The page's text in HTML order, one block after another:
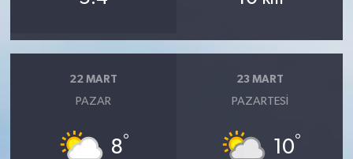
22 MART
PAZAR
8°
23 MART
PAZARTESI
10°